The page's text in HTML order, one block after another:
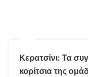
Κερατσίνι: Τα
κορίτσια της